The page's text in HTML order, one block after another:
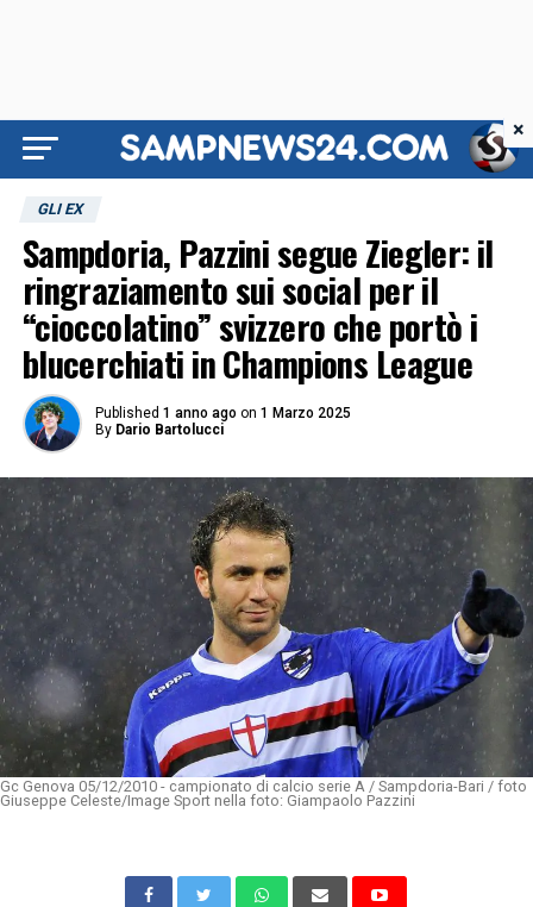
GLI EX
Sampdoria, Pazzini segue Ziegler: il
ringraziamento sui social per il
“cioccolatino” svizzero che portò i
blucerchiati in Champions League
Published 1 anno ago on 1 Marzo 2025
By Dario Bartolucci
Gc Genova 05/12/2010 - campionato di calcio serie A / Sampdoria-Bari / foto
Giuseppe Celeste/Image Sport nella foto: Giampaolo Pazzini
×